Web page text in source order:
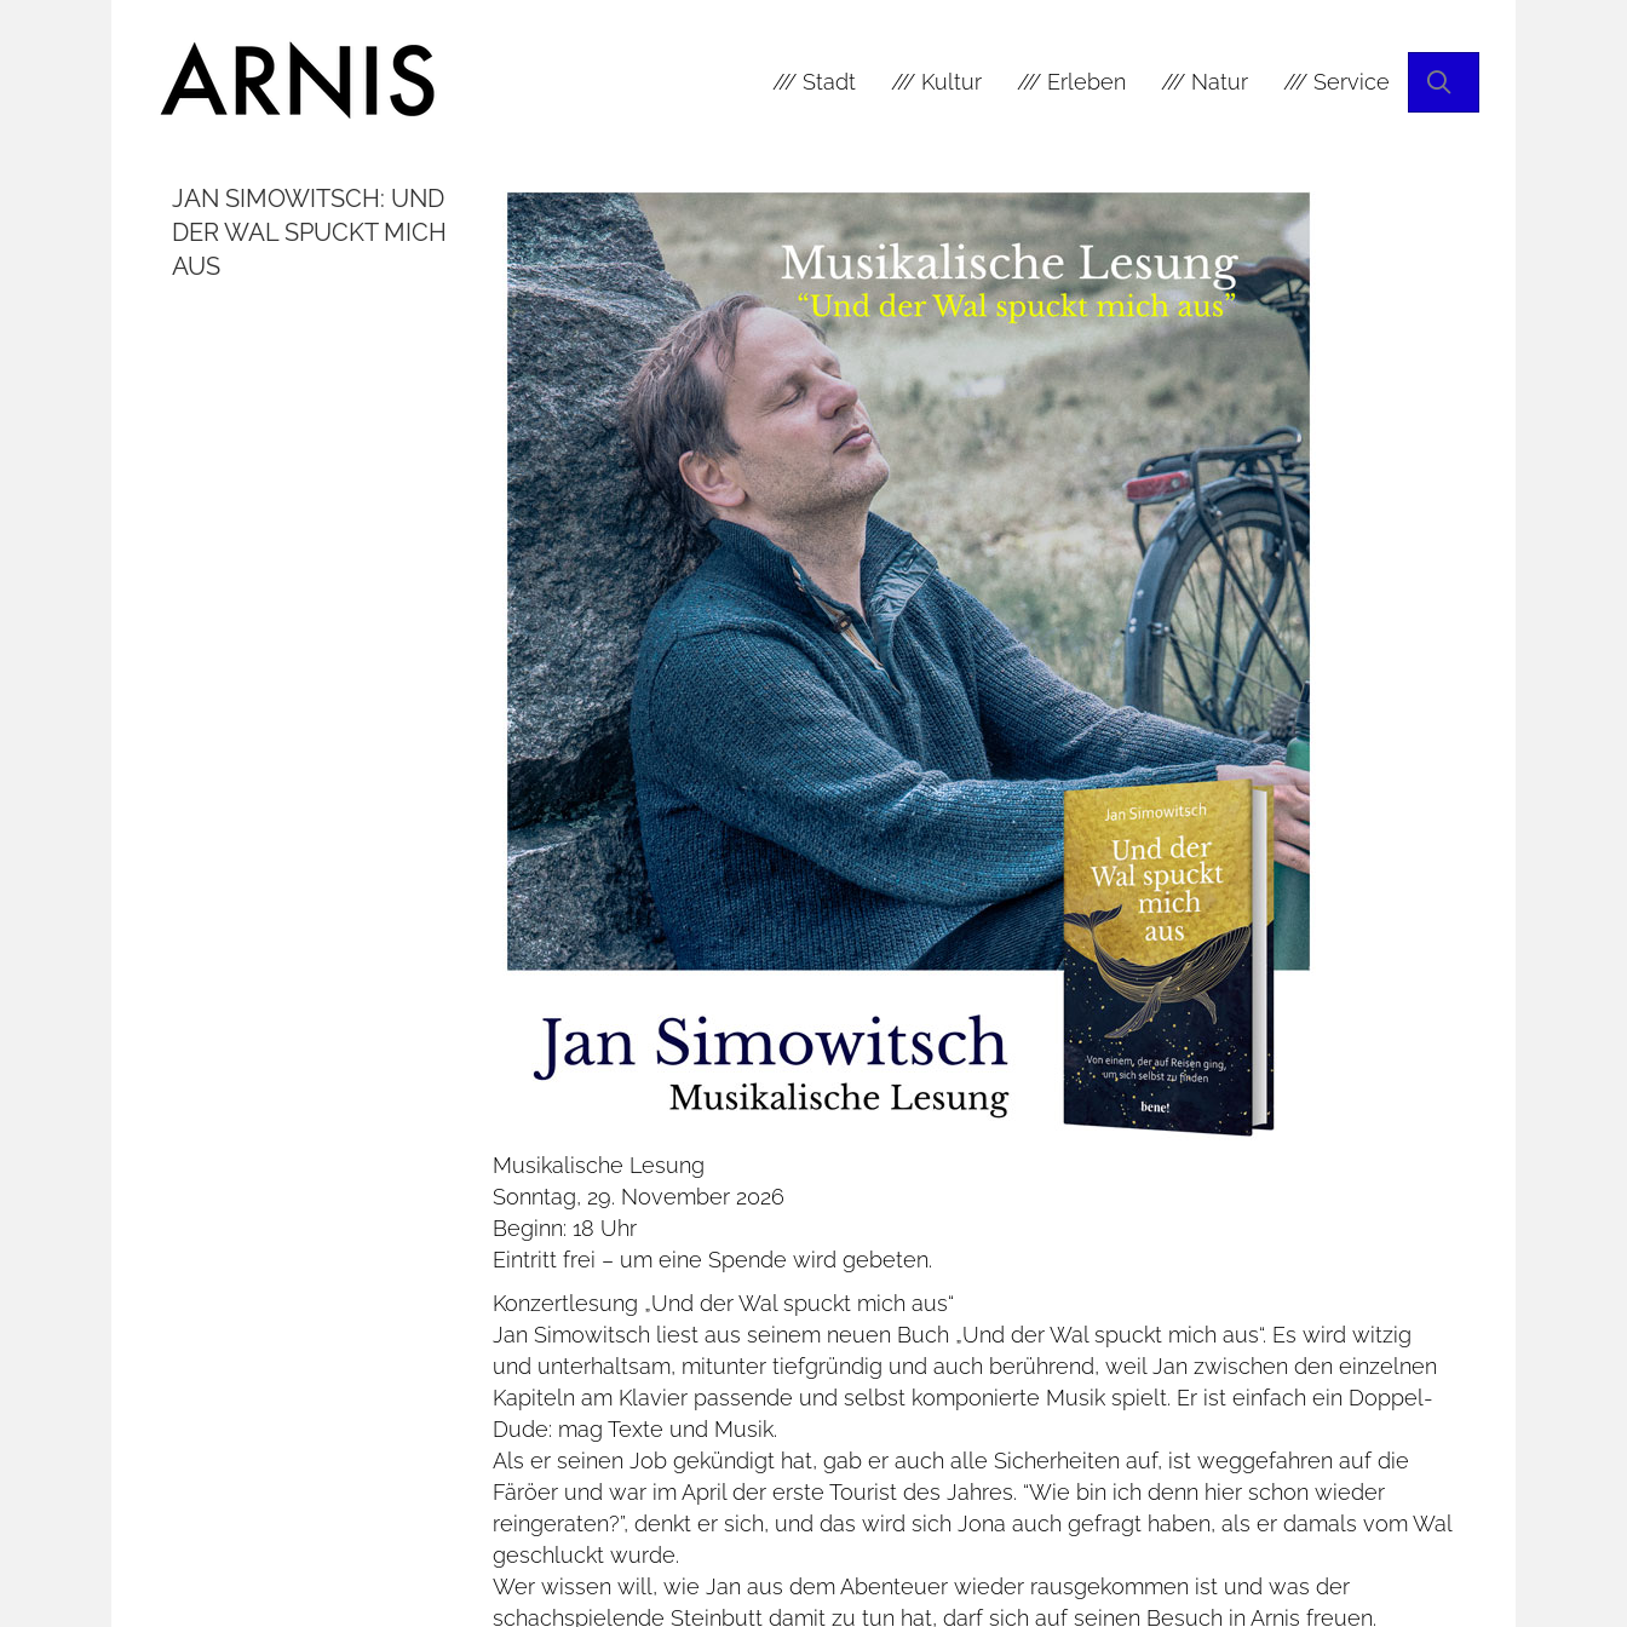
/// Stadt /// Kultur /// Erleben /// Natur /// Service
JAN SIMOWITSCH: UND
DER WAL SPUCKT MICH
AUS
Musikalische Lesung
Sonntag, 29. November 2026
Beginn: 18 Uhr
Eintritt frei – um eine Spende wird gebeten.
Konzertlesung „Und der Wal spuckt mich aus“
Jan Simowitsch liest aus seinem neuen Buch „Und der Wal spuckt mich aus“. Es wird witzig
und unterhaltsam, mitunter tiefgründig und auch berührend, weil Jan zwischen den einzelnen
Kapiteln am Klavier passende und selbst komponierte Musik spielt. Er ist einfach ein Doppel-
Dude: mag Texte und Musik.
Als er seinen Job gekündigt hat, gab er auch alle Sicherheiten auf, ist weggefahren auf die
Färöer und war im April der erste Tourist des Jahres. “Wie bin ich denn hier schon wieder
reingeraten?”, denkt er sich, und das wird sich Jona auch gefragt haben, als er damals vom Wal
geschluckt wurde.
Wer wissen will, wie Jan aus dem Abenteuer wieder rausgekommen ist und was der
schachspielende Steinbutt damit zu tun hat, darf sich auf seinen Besuch in Arnis freuen.